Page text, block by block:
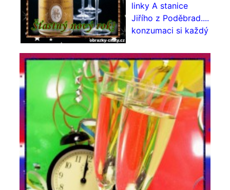
linky A stanice
Jiřího z Poděbrad....
konzumaci si každý